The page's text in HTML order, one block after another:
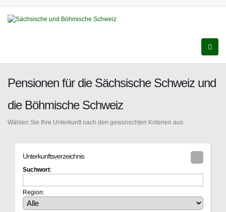
Pensionen für die Sächsische Schweiz und
die Böhmische Schweiz
Wählen Sie Ihre Unterkunft nach den gewünschten Kriterien aus.
Unterkunftsverzeichnis
Suchwort:
Region: